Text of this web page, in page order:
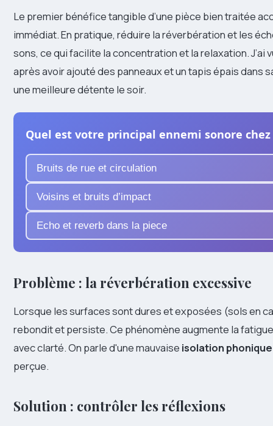
Le premier bénéfice tangible d’une pièce bien traitée
immédiat. En pratique, réduire la réverbération et les
sons, ce qui facilite la concentration et la relaxation. J’ai
après avoir ajouté des panneaux et un tapis épais dans
une meilleure détente le soir.
Quel est votre principal ennemi sonore chez
Bruits de rue et circulation
Voisins et bruits d’impact
Echo et reverb dans la piece
Problème : la réverbération excessive
Lorsque les surfaces sont dures et exposées (sols en
rebondit et persiste. Ce phénomène augmente la
avec clarté. On parle d'une mauvaise isolation phonique
perçue.
Solution : contrôler les réflexions